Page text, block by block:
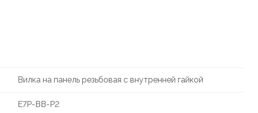
Вилка на панель резьбовая с внутренней гайкой
E7P-BB-P2